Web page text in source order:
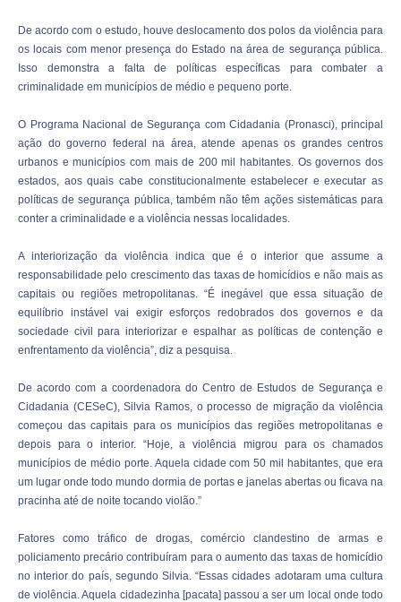
De acordo com o estudo, houve deslocamento dos polos da violência para
os locais com menor presença do Estado na área de segurança pública.
Isso demonstra a falta de políticas específicas para combater a
criminalidade em municípios de médio e pequeno porte.
O Programa Nacional de Segurança com Cidadania (Pronasci), principal
ação do governo federal na área, atende apenas os grandes centros
urbanos e municípios com mais de 200 mil habitantes. Os governos dos
estados, aos quais cabe constitucionalmente estabelecer e executar as
políticas de segurança pública, também não têm ações sistemáticas para
conter a criminalidade e a violência nessas localidades.
A interiorização da violência indica que é o interior que assume a
responsabilidade pelo crescimento das taxas de homicídios e não mais as
capitais ou regiões metropolitanas. “É inegável que essa situação de
equilíbrio instável vai exigir esforços redobrados dos governos e da
sociedade civil para interiorizar e espalhar as políticas de contenção e
enfrentamento da violência”, diz a pesquisa.
De acordo com a coordenadora do Centro de Estudos de Segurança e
Cidadania (CESeC), Silvia Ramos, o processo de migração da violência
começou das capitais para os municípios das regiões metropolitanas e
depois para o interior. “Hoje, a violência migrou para os chamados
municípios de médio porte. Aquela cidade com 50 mil habitantes, que era
um lugar onde todo mundo dormia de portas e janelas abertas ou ficava na
pracinha até de noite tocando violão.”
Fatores como tráfico de drogas, comércio clandestino de armas e
policiamento precário contribuíram para o aumento das taxas de homicídio
no interior do país, segundo Silvia. “Essas cidades adotaram uma cultura
de violência. Aquela cidadezinha [pacata] passou a ser um local onde todo